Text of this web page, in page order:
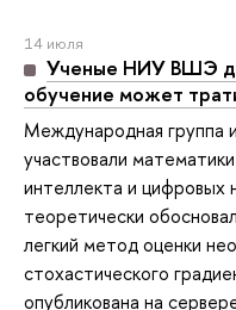
14 июля
Ученые НИУ ВШЭ
обучение может
Международная группа
участвовали
интеллекта и
теоретически
легкий метод оценки
стохастического
опубликована на